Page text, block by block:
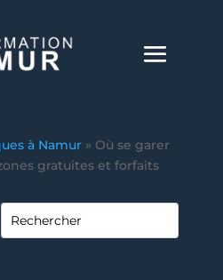
à Namur » Où se garer
gratuites et forfaits